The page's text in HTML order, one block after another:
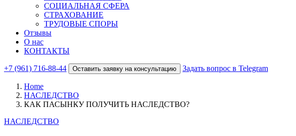
СОЦИАЛЬНАЯ СФЕРА
СТРАХОВАНИЕ
ТРУДОВЫЕ СПОРЫ
Отзывы
О нас
КОНТАКТЫ
+7 (961) 716-88-44 Оставить заявку на консультацию Задать вопрос в Telegram
Home
НАСЛЕДСТВО
КАК ПАСЫНКУ ПОЛУЧИТЬ НАСЛЕДСТВО?
НАСЛЕДСТВО